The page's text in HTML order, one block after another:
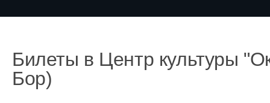
Билеты в Центр культуры
Бор)